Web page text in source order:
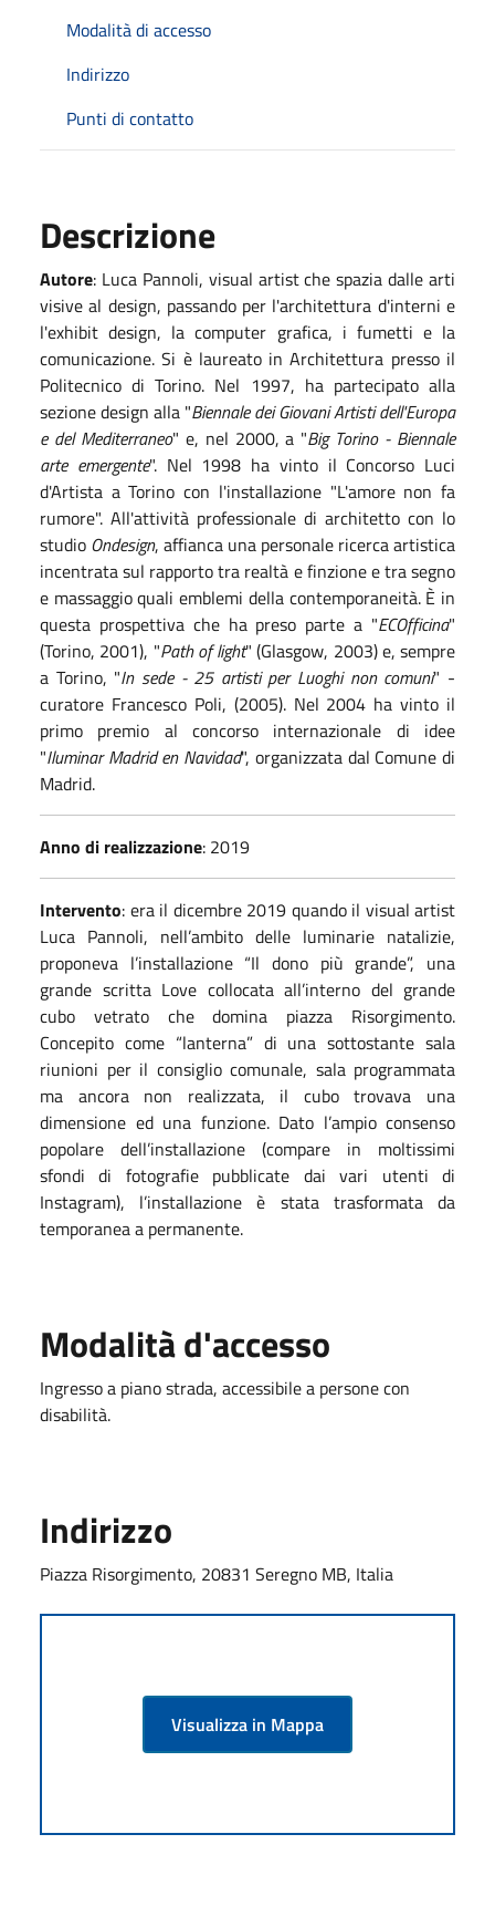
Modalità di accesso
Indirizzo
Punti di contatto
Descrizione
Autore: Luca Pannoli, visual artist che spazia dalle arti
visive al design, passando per l'architettura d'interni e
l'exhibit design, la computer grafica, i fumetti e la
comunicazione. Si è laureato in Architettura presso il
Politecnico di Torino. Nel 1997, ha partecipato alla
sezione design alla "Biennale dei Giovani Artisti dell'Europa
e del Mediterraneo" e, nel 2000, a "Big Torino - Biennale
arte emergente". Nel 1998 ha vinto il Concorso Luci
d'Artista a Torino con l'installazione "L'amore non fa
rumore". All'attività professionale di architetto con lo
studio Ondesign, affianca una personale ricerca artistica
incentrata sul rapporto tra realtà e finzione e tra segno
e massaggio quali emblemi della contemporaneità. È in
questa prospettiva che ha preso parte a "ECOfficina"
(Torino, 2001), "Path of light" (Glasgow, 2003) e, sempre
a Torino, "In sede - 25 artisti per Luoghi non comuni" -
curatore Francesco Poli, (2005). Nel 2004 ha vinto il
primo premio al concorso internazionale di idee
"Iluminar Madrid en Navidad", organizzata dal Comune di
Madrid.
Anno di realizzazione: 2019
Intervento: era il dicembre 2019 quando il visual artist
Luca Pannoli, nell’ambito delle luminarie natalizie,
proponeva l’installazione “Il dono più grande”, una
grande scritta Love collocata all’interno del grande
cubo vetrato che domina piazza Risorgimento.
Concepito come “lanterna” di una sottostante sala
riunioni per il consiglio comunale, sala programmata
ma ancora non realizzata, il cubo trovava una
dimensione ed una funzione. Dato l’ampio consenso
popolare dell’installazione (compare in moltissimi
sfondi di fotografie pubblicate dai vari utenti di
Instagram), l’installazione è stata trasformata da
temporanea a permanente.
Modalità d'accesso
Ingresso a piano strada, accessibile a persone con
disabilità.
Indirizzo
Piazza Risorgimento, 20831 Seregno MB, Italia
Visualizza in Mappa